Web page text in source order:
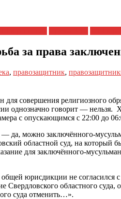
за права
, правозащитник,
совершения религиозного
однозначно говорит — нельзя.
с опускающимся с 22:00 до
— да, можно заключённого-
областной суд, на который
для заключённого-
юрисдикции не согласился
Свердловского областного
суда отменить…».